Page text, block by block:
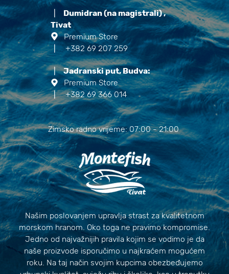
Dumidran (na magistrali) ,
Tivat
Premium Store
|
+382 69 207 259
|
Jadranski put, Budva:
Premium Store
|
+382 69 366 014
Zimsko radno vrijeme: 07:00 - 21:00
Našim poslovanjem upravlja strast za kvalitetnom
morskom hranom. Oko toga ne pravimo kompromise.
Jedno od najvažnijih pravila kojim se vodimo je da
naše proizvode isporučimo u najkraćem mogućem
roku. Na taj način svojim kupcima obezbeđujemo